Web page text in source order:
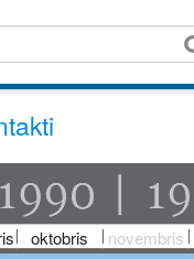
oktobris novembris